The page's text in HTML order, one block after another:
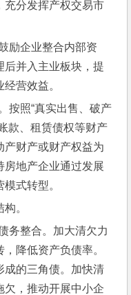
充分发挥产权交易市
励企业整合内部资
后并入主业板块，提
营效益。
按照“真实出售、破产
款、租赁债权等财产
产财产或财产权益为
房地产企业通过发展
式转型。
。
务整合。加大清欠力
降低资产负债率。
成的三角债。加快清
欠，推动开展中小企